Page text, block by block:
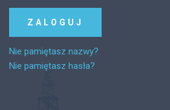
Nie pamiętasz nazwy?
Nie pamiętasz hasła?